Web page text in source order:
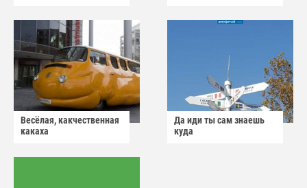
Весёлая, какчественная
какаха
Да иди ты сам знаешь
куда